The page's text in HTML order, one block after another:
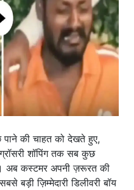
की चाहत को देखते हुए,
शॉपिंग तक सब कुछ
अब कस्टमर अपनी ज़रूरत की
बड़ी ज़िम्मेदारी डिलीवरी बॉय